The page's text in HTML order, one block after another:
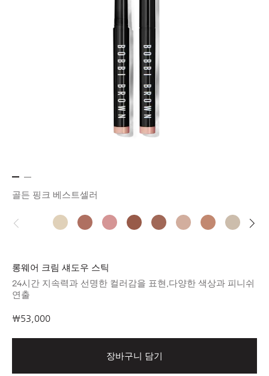
골든 핑크 베스트셀러
롱웨어 크림 섀도우 스틱
24시간 지속력과 선명한 컬러감을 표현,다양한 색상과 피니쉬
연출
₩53,000
장바구니 담기